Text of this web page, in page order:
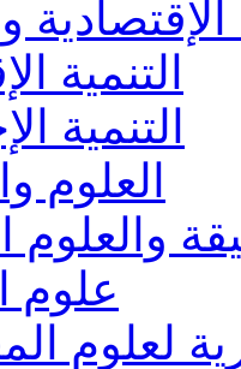
الإقتصادية
التنمية
التنمية
العلوم
والعلوم
علوم
لعلوم